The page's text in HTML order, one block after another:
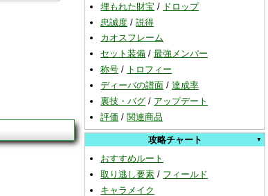
埋もれた財宝 / ドロップ
忠誠度 /説得
カオスフレーム
セット装備 /最強メンバー
称号 / トロフィー
ディーバの譜面 /達成率
裏技・バグ / アップデート
評価 / 関連商品
攻略チャート
おすすめルート
取り逃し要素 / フィールド
キャラメイク